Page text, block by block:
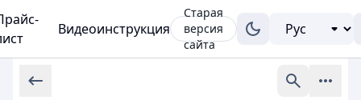
Видеоинструкция
Старая
версия
сайта